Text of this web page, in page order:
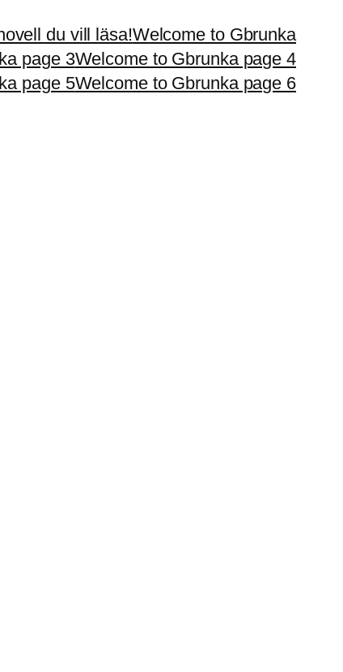
du vill läsa!Welcome to Gbrunka
page 3Welcome to Gbrunka page 4
page 5Welcome to Gbrunka page 6